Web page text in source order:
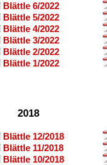
Blättle 6/2022
Blättle 5/2022
Blättle 4/2022
Blättle 3/2022
Blättle 2/2022
Blättle 1/2022
2018
Blättle 12/2018
Blättle 11/2018
Blättle 10/2018